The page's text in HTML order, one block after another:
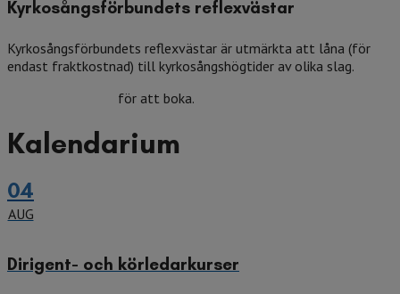
Kyrkosångsförbundets reflexvästar
Kyrkosångsförbundets reflexvästar är utmärkta att låna (för
endast fraktkostnad) till kyrkosångshögtider av olika slag.
för att boka.
Kalendarium
04
AUG
Dirigent- och körledarkurser